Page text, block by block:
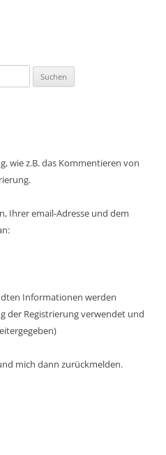
wie z.B. das Kommentieren von
Ihrer email-Adresse und dem
Informationen werden
der Registrierung verwendet und
mich dann zurückmelden.